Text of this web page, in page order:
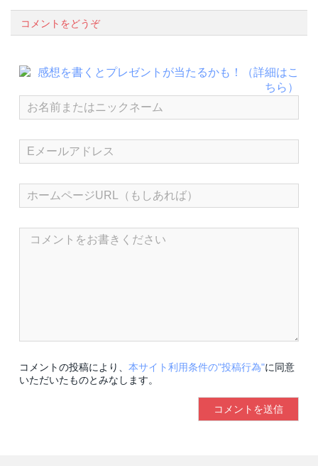
コメントをどうぞ
コメントの投稿により、 本サイト利用条件の"投稿行為"に同意
いただいたものとみなします。